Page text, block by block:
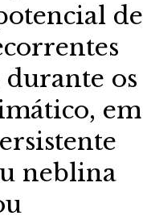
de
os
em
neblina